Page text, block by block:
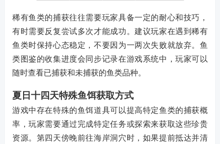
稀有鱼类的捕获往往需要玩家具备一定的耐心和技巧，
有时需要反复尝试多次才能成功。建议玩家在遇到稀有
鱼类时保持心态稳定，不要因为一两次失败就放弃。鱼
类图鉴的收集进度会同步记录在游戏系统中，玩家可以
随时查看已捕获和未捕获的鱼类品种。
夏日十四天特殊鱼饵获取方式
游戏中存在特殊的鱼饵道具可以提高特定鱼类的捕获概
率，玩家需要通过完成特定任务或探索来获取这些珍贵
资源。第四天傍晚前往海岸洞穴时，如果提前抵达并清